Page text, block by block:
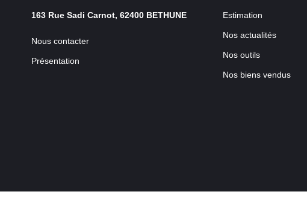
163 Rue Sadi Carnot, 62400 BETHUNE
Nous contacter
Présentation
Estimation
Nos actualités
Nos outils
Nos biens vendus